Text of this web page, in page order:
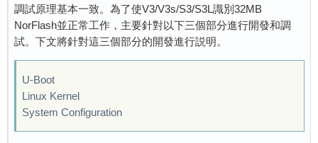
sunxi sprite has installed spi function
read flash error
In:    serial
Out:   serial
Err:   serial
--------fastboot partitions--------
mbr not exist
not set main pmu id
axp read error
probe axp20x failed
axp_probe error
[      0.307]PMU: pll1 408 Mhz,PLL6=600 Mhz
AXI=204 Mhz,AHB=204 Mhz, APB1=102 Mhz
set power on vol to default
調試原理基本一致。為了使V3/V3s/S3/S3L識別32MB
NorFlash並正常工作，主要針對以下三個部分進行開發和調
試。下文將針對這三個部分的開發進行説明。
U-Boot
Linux Kernel
System Configuration